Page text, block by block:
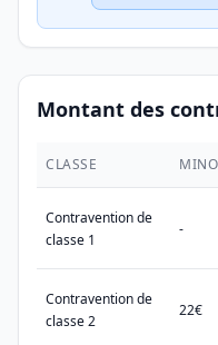
Montant des
CLASSE
Contravention de
classe 1
-
Contravention de
classe 2
22€